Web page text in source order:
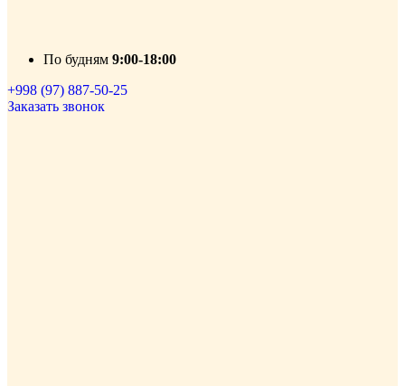
По будням 9:00-18:00
+998 (97) 887-50-25
Заказать звонок